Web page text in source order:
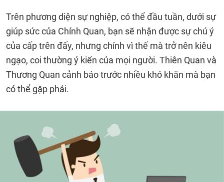
Trên phương diện sự nghiệp, có thể đầu tuần, dưới sự
giúp sức của Chính Quan, bạn sẽ nhận được sự chú ý
của cấp trên đấy, nhưng chính vì thế mà trở nên kiêu
ngạo, coi thường ý kiến của mọi người. Thiên Quan và
Thương Quan cảnh báo trước nhiều khó khăn mà bạn
có thể gặp phải.